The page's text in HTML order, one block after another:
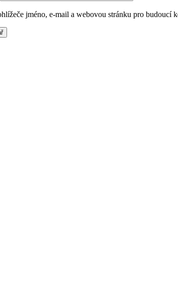
jméno, e-mail a webovou stránku pro budoucí